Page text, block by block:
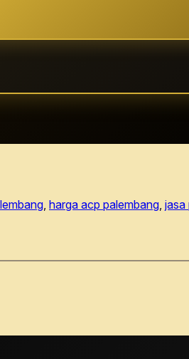
harga acp palembang jasa